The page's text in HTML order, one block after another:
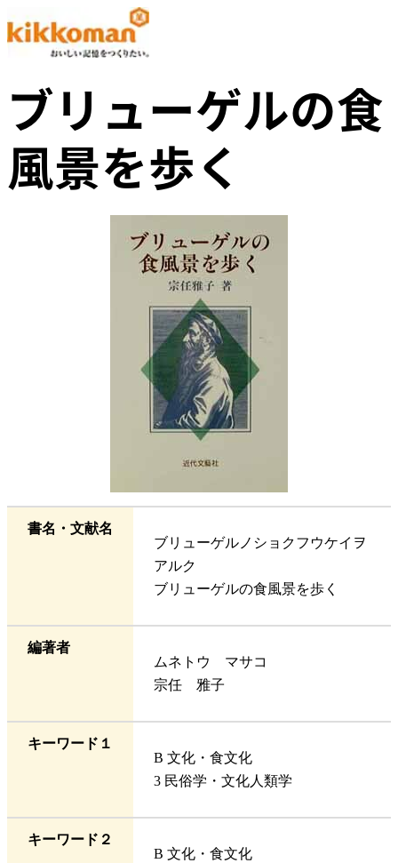
ブリューゲルの食
風景を歩く
書名・文献名
ブリューゲルノショクフウケイヲ
アルク
ブリューゲルの食風景を歩く
編著者
ムネトウ マサコ
宗任 雅子
キーワード１
B 文化・食文化
3 民俗学・文化人類学
キーワード２
B 文化・食文化